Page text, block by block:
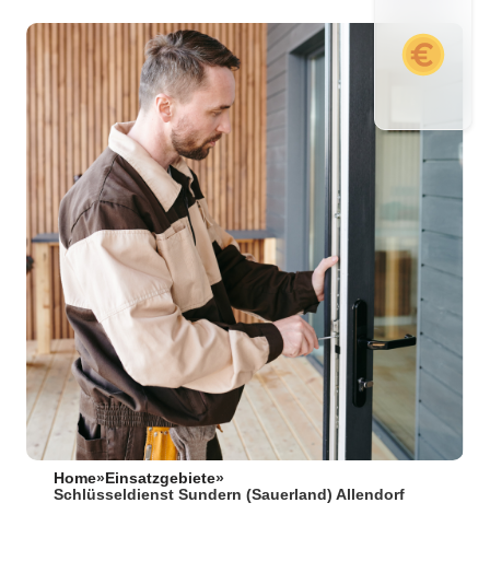
Home» Einsatzgebiete»
Schlüsseldienst Sundern (Sauerland) Allendorf